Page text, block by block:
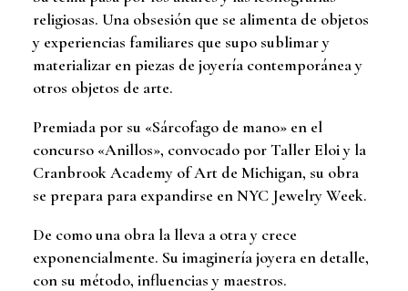
religiosas. Una obsesión que se alimenta de objetos
y experiencias familiares que supo sublimar y
materializar en piezas de joyería contemporánea y
otros objetos de arte.
Premiada por su «Sárcofago de mano» en el
concurso «Anillos», convocado por Taller Eloi y la
Cranbrook Academy of Art de Michigan, su obra
se prepara para expandirse en NYC Jewelry Week.
De como una obra la lleva a otra y crece
exponencialmente. Su imaginería joyera en detalle,
con su método, influencias y maestros.